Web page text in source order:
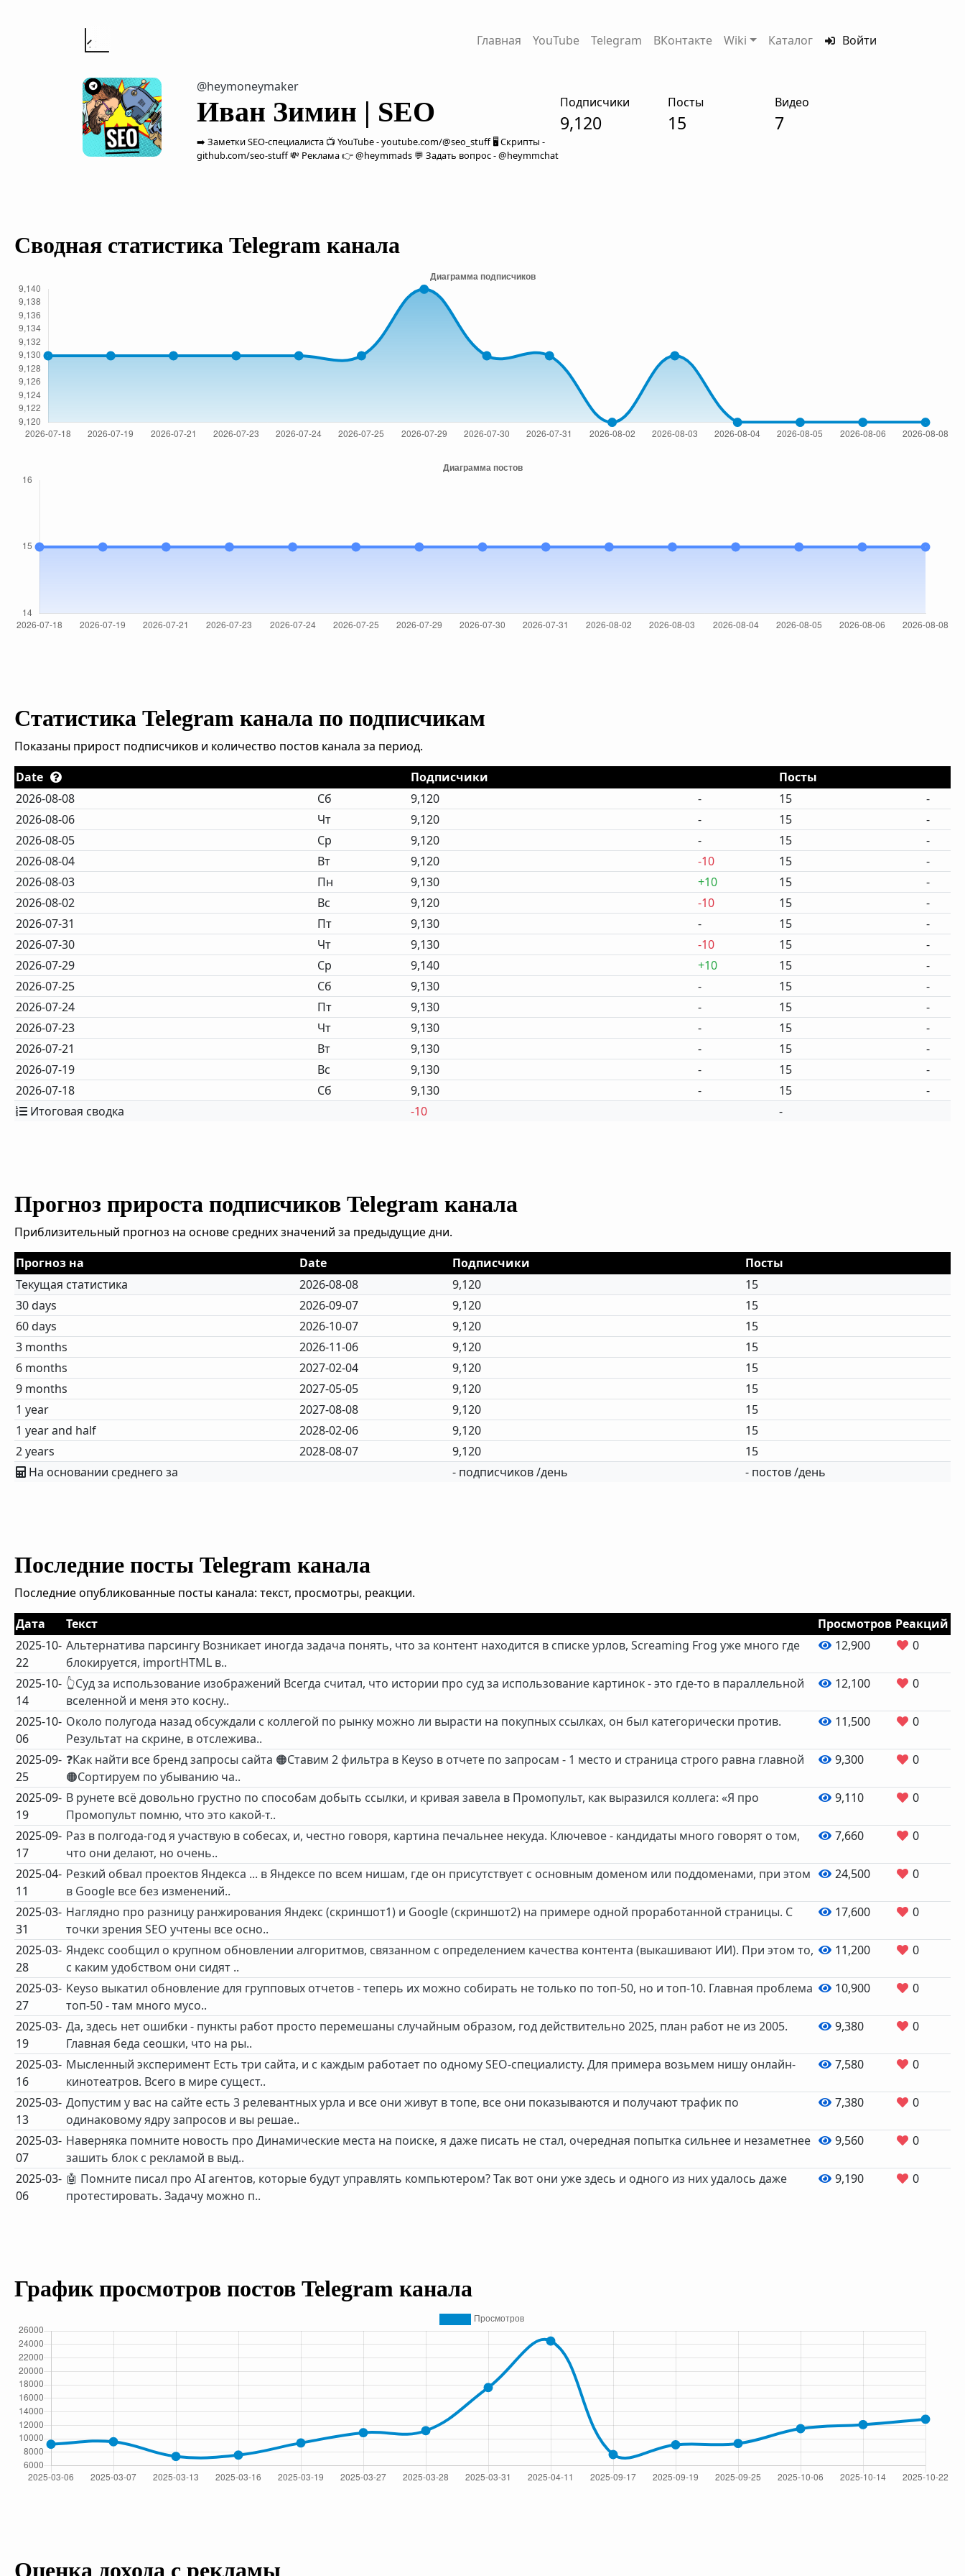
Главная YouTube Telegram ВКонтакте Wiki Каталог Войти
@heymoneymaker
Иван Зимин | SEO
➡️ Заметки SEO-специалиста 📺 YouTube - youtube.com/@seo_stuff 🖥 Скрипты -
github.com/seo-stuff 💸 Реклама 👉 @heymmads 💬 Задать вопрос - @heymmchat
Подписчики
9,120
Посты
15
Видео
7
Сводная статистика Telegram канала
Статистика Telegram канала по подписчикам
Показаны прирост подписчиков и количество постов канала за период.
Date
Подписчики
Посты
2026-08-08
Сб 9,120 - 15
-
2026-08-06
Чт 9,120 - 15
-
2026-08-05
Ср 9,120 - 15
-
2026-08-04
Вт 9,120 -10 15
-
2026-08-03
Пн 9,130 +10 15
-
2026-08-02
Вс 9,120 -10 15
-
2026-07-31
Пт 9,130 - 15
-
2026-07-30
Чт 9,130 -10 15
-
2026-07-29
Ср 9,140 +10 15
-
2026-07-25
Сб 9,130 - 15
-
2026-07-24
Пт 9,130 - 15
-
2026-07-23
Чт 9,130 - 15
-
2026-07-21
Вт 9,130 - 15
-
2026-07-19
Вс 9,130 - 15
-
2026-07-18
Сб 9,130 - 15
-
Итоговая сводка
-10 -
Прогноз прироста подписчиков Telegram канала
Приблизительный прогноз на основе средних значений за предыдущие дни.
Прогноз на
Date Подписчики
Посты
Текущая статистика
2026-08-08 9,120
15
30 days
2026-09-07 9,120
15
60 days
2026-10-07 9,120
15
3 months
2026-11-06 9,120
15
6 months
2027-02-04 9,120
15
9 months
2027-05-05 9,120
15
1 year
2027-08-08 9,120
15
1 year and half
2028-02-06 9,120
15
2 years
2028-08-07 9,120
15
На основании среднего за
- подписчиков /день - постов /день
Последние посты Telegram канала
Последние опубликованные посты канала: текст, просмотры, реакции.
Дата
Текст Просмотров Реакций
2025-10-
22
Альтернатива парсингу Возникает иногда задача понять, что за контент находится в списке урлов, Screaming Frog уже много где
блокируется, importHTML в..
12,900 0
2025-10-
14
👆Суд за использование изображений Всегда считал, что истории про суд за использование картинок - это где-то в параллельной
вселенной и меня это косну..
12,100 0
2025-10-
06
Около полугода назад обсуждали с коллегой по рынку можно ли вырасти на покупных ссылках, он был категорически против.
Результат на скрине, в отслежива..
11,500 0
2025-09-
25
❓Как найти все бренд запросы сайта 🟠Ставим 2 фильтра в Keyso в отчете по запросам - 1 место и страница строго равна главной
🟠Сортируем по убыванию ча..
9,300 0
2025-09-
19
В рунете всё довольно грустно по способам добыть ссылки, и кривая завела в Промопульт, как выразился коллега: «Я про
Промопульт помню, что это какой-т..
9,110 0
2025-09-
17
Раз в полгода-год я участвую в собесах, и, честно говоря, картина печальнее некуда. Ключевое - кандидаты много говорят о том,
что они делают, но очень..
7,660 0
2025-04-
11
Резкий обвал проектов Яндекса ... в Яндексе по всем нишам, где он присутствует с основным доменом или поддоменами, при этом
в Google все без изменений..
24,500 0
2025-03-
31
Наглядно про разницу ранжирования Яндекс (скриншот1) и Google (скриншот2) на примере одной проработанной страницы. С
точки зрения SEO учтены все осно..
17,600 0
2025-03-
28
Яндекс сообщил о крупном обновлении алгоритмов, связанном с определением качества контента (выкашивают ИИ). При этом то,
с каким удобством они сидят ..
11,200 0
2025-03-
27
Keyso выкатил обновление для групповых отчетов - теперь их можно собирать не только по топ-50, но и топ-10. Главная проблема
топ-50 - там много мусо..
10,900 0
2025-03-
19
Да, здесь нет ошибки - пункты работ просто перемешаны случайным образом, год действительно 2025, план работ не из 2005.
Главная беда сеошки, что на ры..
9,380 0
2025-03-
16
Мысленный эксперимент Есть три сайта, и с каждым работает по одному SEO-специалисту. Для примера возьмем нишу онлайн-
кинотеатров. Всего в мире сущест..
7,580 0
2025-03-
13
Допустим у вас на сайте есть 3 релевантных урла и все они живут в топе, все они показываются и получают трафик по
одинаковому ядру запросов и вы решае..
7,380 0
2025-03-
07
Наверняка помните новость про Динамические места на поиске, я даже писать не стал, очередная попытка сильнее и незаметнее
зашить блок с рекламой в выд..
9,560 0
2025-03-
06
🤖 Помните писал про AI агентов, которые будут управлять компьютером? Так вот они уже здесь и одного из них удалось даже
протестировать. Задачу можно п..
9,190 0
График просмотров постов Telegram канала
Оценка дохода с рекламы